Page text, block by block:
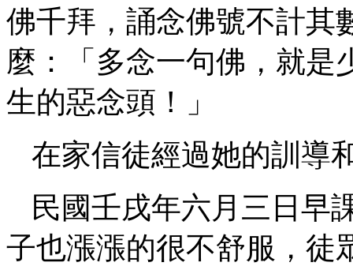
佛千拜，誦念佛號不計其
麼：「多念一句佛，就是
生的惡念頭！」
在家信徒經過她的訓導
民國壬戌年六月三日早
子也漲漲的很不舒服，徒